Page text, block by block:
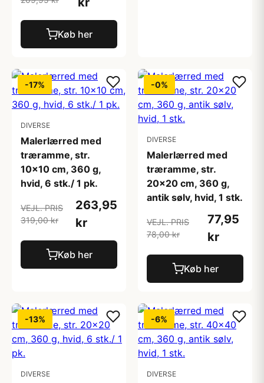
Køb her
-17%
DIVERSE
Malerlærred med
træramme, str.
10x10 cm, 360 g,
hvid, 6 stk./ 1 pk.
VEJL. PRIS
319,00 kr
263,95
kr
Køb her
-0%
DIVERSE
Malerlærred med
træramme, str.
20x20 cm, 360 g,
antik sølv, hvid, 1 stk.
VEJL. PRIS
78,00 kr
77,95
kr
Køb her
-13%
DIVERSE
-6%
DIVERSE